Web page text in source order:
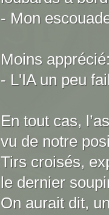
- Mon
Moins
- L'IA un peu
En tout cas,
vu de notre
Tirs croisés,
le dernier
On aurait dit,